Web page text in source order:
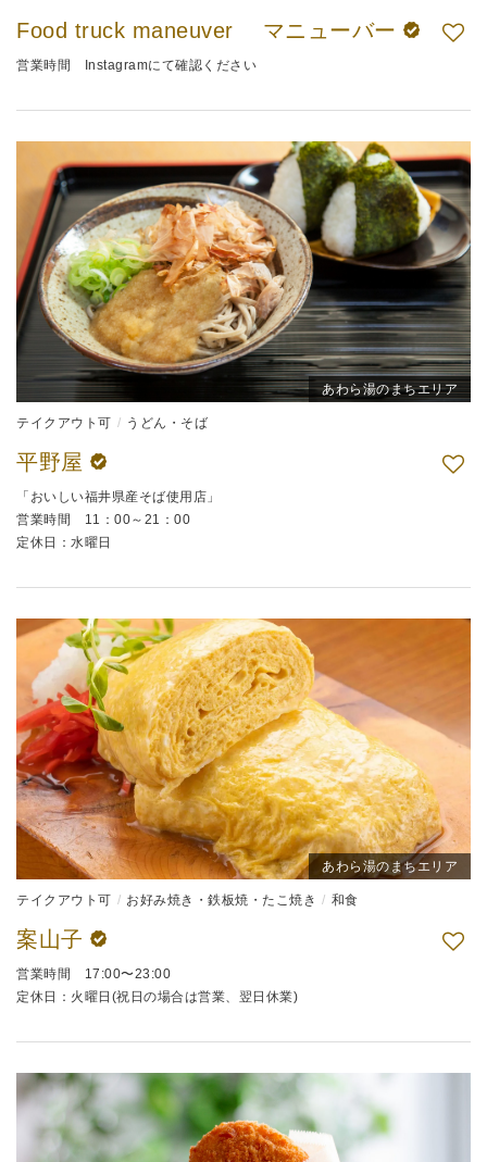
Food truck maneuver マニューバー
営業時間 Instagramにて確認ください
あわら湯のまちエリア
テイクアウト可 うどん・そば
平野屋
「おいしい福井県産そば使用店」
営業時間 11：00～21：00
定休日：水曜日
あわら湯のまちエリア
テイクアウト可 お好み焼き・鉄板焼・たこ焼き 和食
案山子
営業時間 17:00〜23:00
定休日：火曜日(祝日の場合は営業、翌日休業)